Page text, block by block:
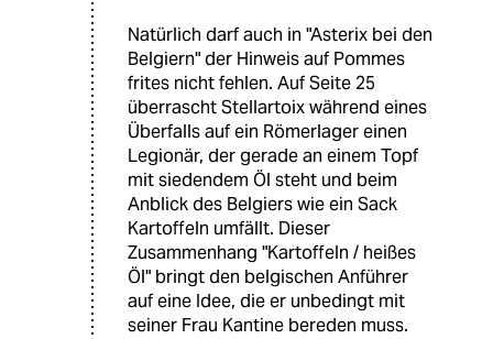
Natürlich darf auch in "Asterix bei den
Belgiern" der Hinweis auf Pommes
frites nicht fehlen. Auf Seite 25
überrascht Stellartoix während eines
Überfalls auf ein Römerlager einen
Legionär, der gerade an einem Topf
mit siedendem Öl steht und beim
Anblick des Belgiers wie ein Sack
Kartoffeln umfällt. Dieser
Zusammenhang "Kartoffeln / heißes
Öl" bringt den belgischen Anführer
auf eine Idee, die er unbedingt mit
seiner Frau Kantine bereden muss.